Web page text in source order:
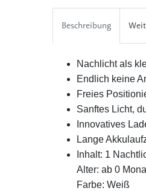
Beschreibung
Nachlicht als
Endlich keine
Freies
Sanftes Licht,
Innovatives
Lange
Inhalt: 1
Alter: ab 0
Farbe: Weiß